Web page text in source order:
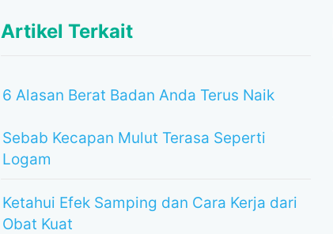
Artikel Terkait
6 Alasan Berat Badan Anda Terus Naik
Sebab Kecapan Mulut Terasa Seperti
Logam
Ketahui Efek Samping dan Cara Kerja dari
Obat Kuat